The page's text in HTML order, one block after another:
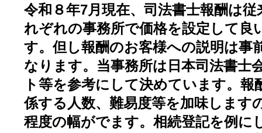
令和８年7月現在、司法書士報酬は
れぞれの事務所で価格を設定して良
す。但し報酬のお客様への説明は事
なります。当事務所は日本司法書士
ト等を参考にして決めています。報
係する人数、難易度等を加味します
程度の幅がでます。相続登記を例に